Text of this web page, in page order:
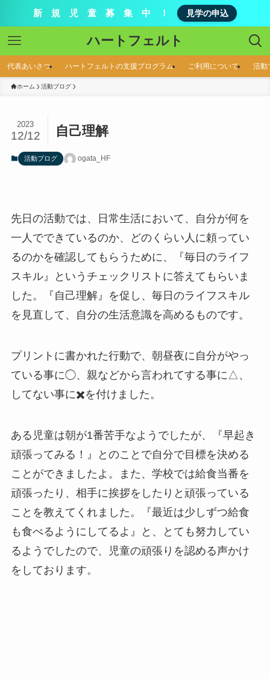
新 規 児 童 募 集 中 ！ 見学の申込
ハートフェルト
代表あいさつ ハートフェルトの支援プログラム ご利用について 活動
ホーム 活動ブログ
自己理解
2023
12/12
活動ブログ ogata_HF
先日の活動では、日常生活において、自分が何を
一人でできているのか、どのくらい人に頼ってい
るのかを確認してもらうために、『毎日のライフ
スキル』というチェックリストに答えてもらいま
した。『自己理解』を促し、毎日のライフスキル
を見直して、自分の生活意識を高めるものです。
プリントに書かれた行動で、朝昼夜に自分がやっ
ている事に◯、親などから言われてする事に△、
してない事に✖️を付けました。
ある児童は朝が1番苦手なようでしたが、『早起き
頑張ってみる！』とのことで自分で目標を決める
ことができましたよ。また、学校では給食当番を
頑張ったり、相手に挨拶をしたりと頑張っている
ことを教えてくれました。『最近は少しずつ給食
も食べるようにしてるよ』と、とても努力してい
るようでしたので、児童の頑張りを認める声かけ
をしております。